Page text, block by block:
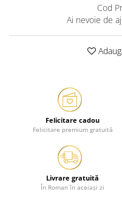
Cod
Ai nevoie de
Felicitare cadou
Felicitare premium gratuită
Livrare gratuită
În Roman în aceiași zi